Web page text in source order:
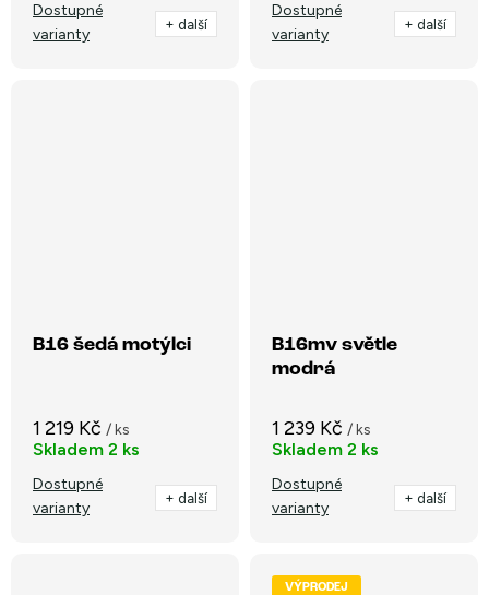
Dostupné
varianty
+ další
Dostupné
varianty
+ další
B16 šedá motýlci
1 219 Kč / ks
Skladem 2 ks
Dostupné
varianty
+ další
B16mv světle
modrá
1 239 Kč / ks
Skladem 2 ks
Dostupné
varianty
+ další
VÝPRODEJ